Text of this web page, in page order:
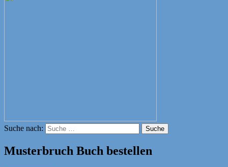
Suche nach: Suche
Musterbruch Buch bestellen